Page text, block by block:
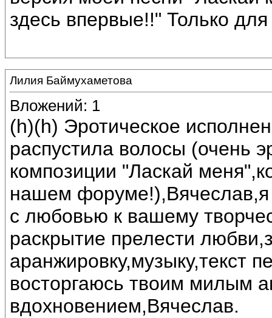
здесь впервые!!" Только
Лилия Баймухаметова
Вложений: 1
(h)(h) Эротическое
распустила волосы (очень
композиции "Ласкай
нашем форуме!),Вячеслав,я
с любовью к вашему
раскрытие прелести
аранжировку,музыку,текст
восторгаюсь твоим милым
вдохновением,Вячеслав.